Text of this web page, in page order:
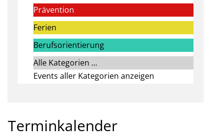
Prävention
Ferien
Berufsorientierung
Alle Kategorien ...
Events aller Kategorien anzeigen
Terminkalender